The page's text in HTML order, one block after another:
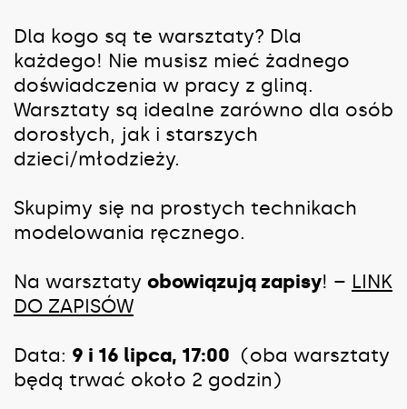
Dla kogo są te warsztaty? Dla
każdego! Nie musisz mieć żadnego
doświadczenia w pracy z gliną.
Warsztaty są idealne zarówno dla osób
dorosłych, jak i starszych
dzieci/młodzieży.
Skupimy się na prostych technikach
modelowania ręcznego.
Na warsztaty obowiązują zapisy! – LINK
DO ZAPISÓW
Data: 9 i 16 lipca, 17:00 (oba warsztaty
będą trwać około 2 godzin)